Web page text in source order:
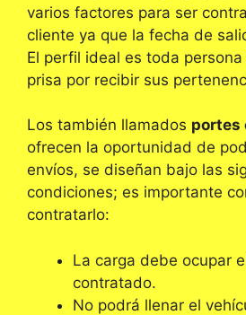
varios factores para ser
cliente ya que la fecha de
El perfil ideal es toda
prisa por recibir sus
Los también llamados portes
ofrecen la oportunidad de
envíos, se diseñan bajo las
condiciones; es importante
contratarlo:
La carga debe ocupar
contratado.
No podrá llenar el